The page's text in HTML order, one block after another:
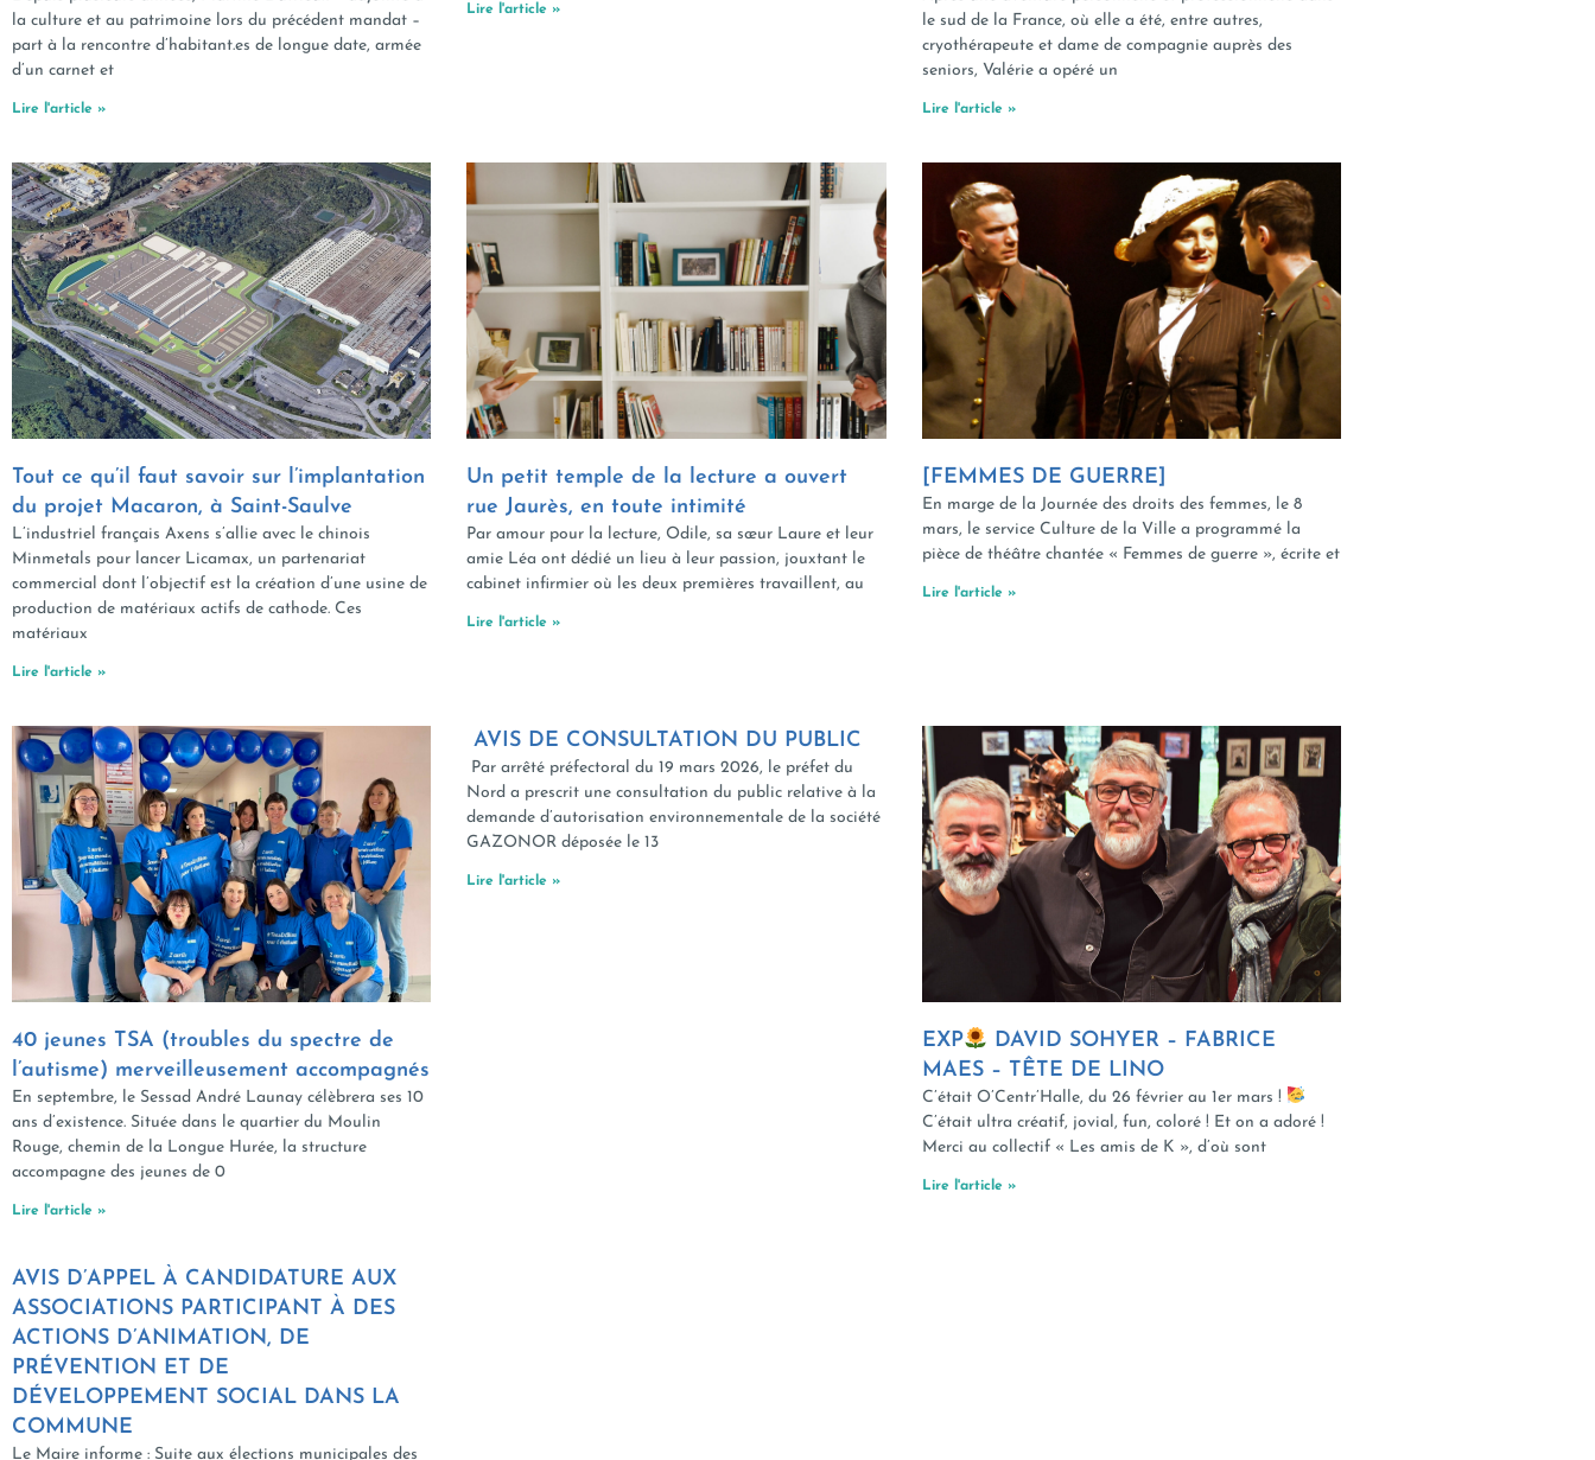
la culture et au patrimoine lors du précédent mandat –
part à la rencontre d’habitant.es de longue date, armée
d’un carnet et
Lire l'article »
Lire l'article »
le sud de la France, où elle a été, entre autres,
cryothérapeute et dame de compagnie auprès des
seniors, Valérie a opéré un
Lire l'article »
Tout ce qu’il faut savoir sur l’implantation
du projet Macaron, à Saint-Saulve
L’industriel français Axens s’allie avec le chinois
Minmetals pour lancer Licamax, un partenariat
commercial dont l’objectif est la création d’une usine de
production de matériaux actifs de cathode. Ces
matériaux
Lire l'article »
Un petit temple de la lecture a ouvert
rue Jaurès, en toute intimité
Par amour pour la lecture, Odile, sa sœur Laure et leur
amie Léa ont dédié un lieu à leur passion, jouxtant le
cabinet infirmier où les deux premières travaillent, au
Lire l'article »
[FEMMES DE GUERRE]
En marge de la Journée des droits des femmes, le 8
mars, le service Culture de la Ville a programmé la
pièce de théâtre chantée « Femmes de guerre », écrite et
Lire l'article »
40 jeunes TSA (troubles du spectre de
l’autisme) merveilleusement accompagnés
En septembre, le Sessad André Launay célèbrera ses 10
ans d’existence. Située dans le quartier du Moulin
Rouge, chemin de la Longue Hurée, la structure
accompagne des jeunes de 0
Lire l'article »
AVIS DE CONSULTATION DU PUBLIC
Par arrêté préfectoral du 19 mars 2026, le préfet du
Nord a prescrit une consultation du public relative à la
demande d’autorisation environnementale de la société
GAZONOR déposée le 13
Lire l'article »
EXP
DAVID SOHYER – FABRICE
MAES – TÊTE DE LINO
C’était O’Centr’Halle, du 26 février au 1er mars !
C’était ultra créatif, jovial, fun, coloré ! Et on a adoré !
Merci au collectif « Les amis de K », d’où sont
Lire l'article »
AVIS D’APPEL À CANDIDATURE AUX
ASSOCIATIONS PARTICIPANT À DES
ACTIONS D’ANIMATION, DE
PRÉVENTION ET DE
DÉVELOPPEMENT SOCIAL DANS LA
COMMUNE
Le Maire informe : Suite aux élections municipales des